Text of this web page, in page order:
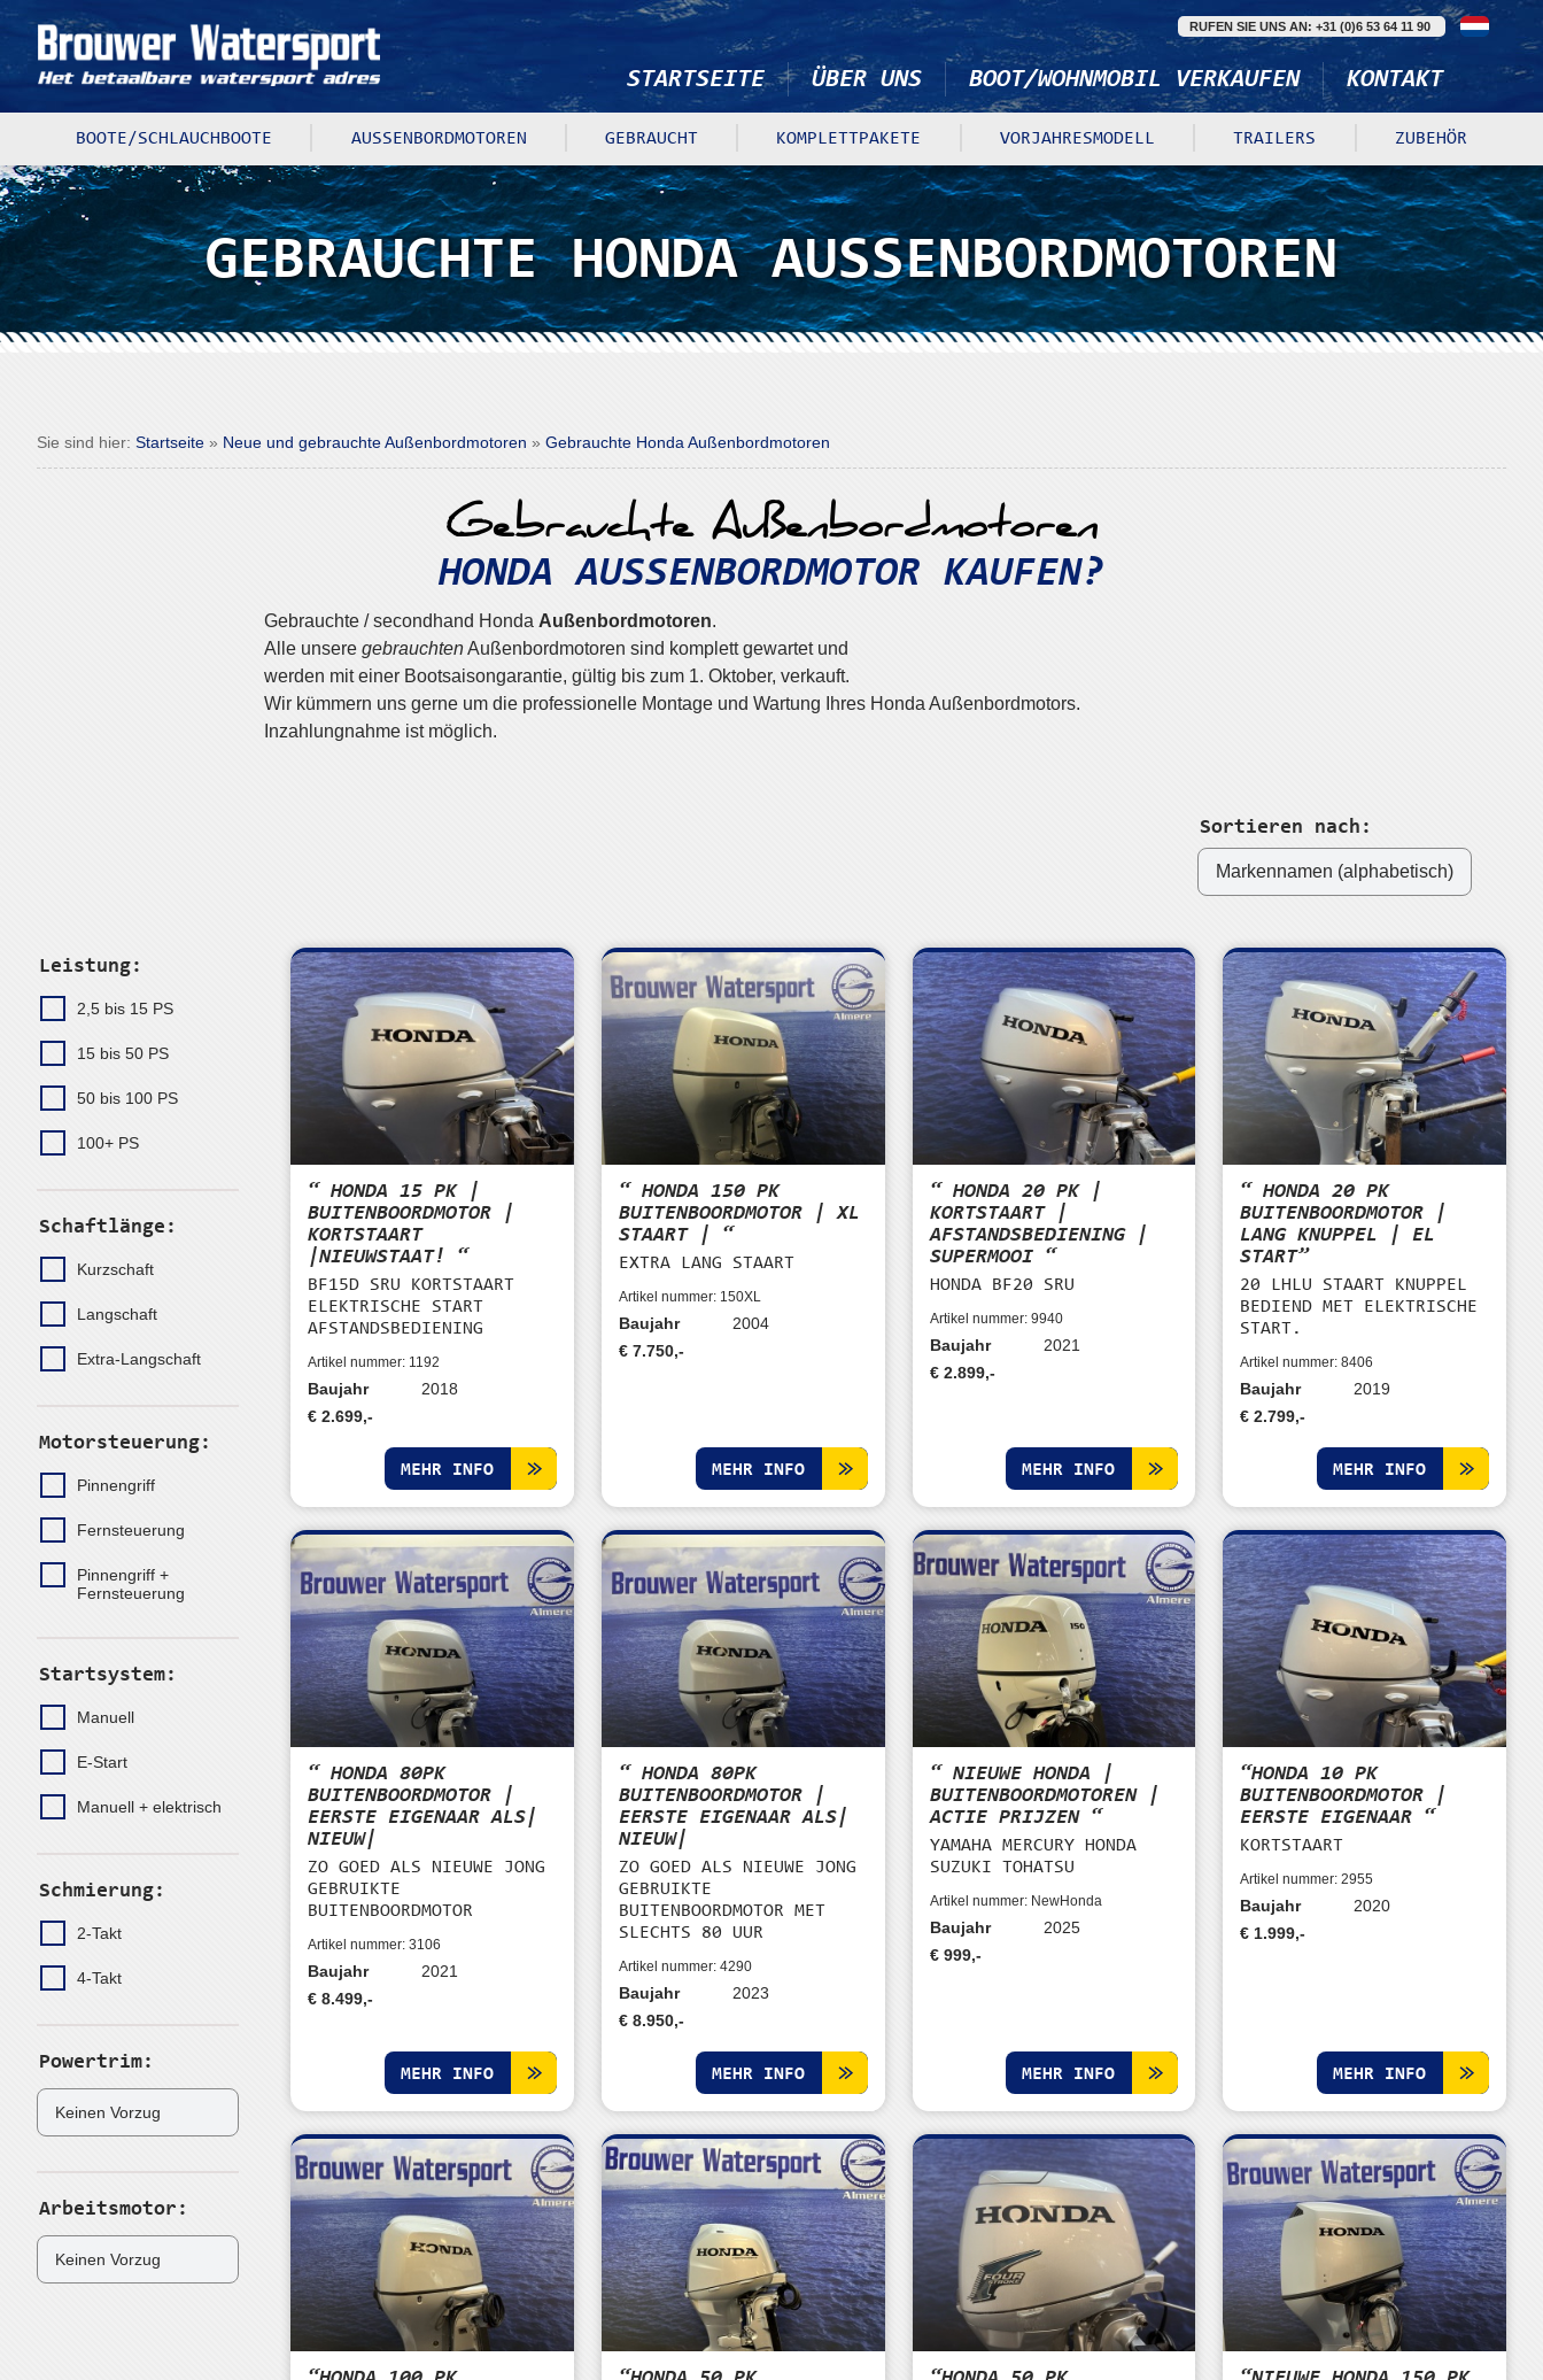
RUFEN SIE UNS AN: +31 (0)6 53 64 11 90
STARTSEITE ÜBER UNS BOOT/WOHNMOBIL VERKAUFEN KONTAKT
BOOTE/SCHLAUCHBOOTE AUSSENBORDMOTOREN GEBRAUCHT KOMPLETTPAKETE VORJAHRESMODELL TRAILERS ZUBEHÖR
GEBRAUCHTE HONDA AUSSENBORDMOTOREN
Sie sind hier: Startseite » Neue und gebrauchte Außenbordmotoren » Gebrauchte Honda Außenbordmotoren
Gebrauchte Außenbordmotoren
HONDA AUSSENBORDMOTOR KAUFEN?
Gebrauchte / secondhand Honda Außenbordmotoren.
Alle unsere gebrauchtenAußenbordmotoren sind komplett gewartet und
werden mit einer Bootsaisongarantie, gültig bis zum 1. Oktober, verkauft.
Wir kümmern uns gerne um die professionelle Montage und Wartung Ihres Honda Außenbordmotors.
Inzahlungnahme ist möglich.
Sortieren nach:
Leistung:
2,5 bis 15 PS
15 bis 50 PS
50 bis 100 PS
100+ PS
Schaftlänge:
Kurzschaft
Langschaft
Extra-Langschaft
Motorsteuerung:
Pinnengriff
Fernsteuerung
Pinnengriff +
Fernsteuerung
Startsystem:
Manuell
E-Start
Manuell + elektrisch
Schmierung:
2-Takt
4-Takt
Powertrim:
Arbeitsmotor:
“ HONDA 15 PK |
BUITENBOORDMOTOR |
KORTSTAART
|NIEUWSTAAT! “
BF15D SRU KORTSTAART
ELEKTRISCHE START
AFSTANDSBEDIENING
Artikel nummer: 1192
Baujahr
2018
€ 2.699,-
MEHR INFO
“ HONDA 150 PK
BUITENBOORDMOTOR | XL
STAART | “
EXTRA LANG STAART
Artikel nummer: 150XL
Baujahr
2004
€ 7.750,-
MEHR INFO
“ HONDA 20 PK |
KORTSTAART |
AFSTANDSBEDIENING |
SUPERMOOI “
HONDA BF20 SRU
Artikel nummer: 9940
Baujahr
2021
€ 2.899,-
MEHR INFO
“ HONDA 20 PK
BUITENBOORDMOTOR |
LANG KNUPPEL | EL
START”
20 LHLU STAART KNUPPEL
BEDIEND MET ELEKTRISCHE
START.
Artikel nummer: 8406
Baujahr
2019
€ 2.799,-
MEHR INFO
“ HONDA 80PK
BUITENBOORDMOTOR |
EERSTE EIGENAAR ALS|
NIEUW|
ZO GOED ALS NIEUWE JONG
GEBRUIKTE
BUITENBOORDMOTOR
Artikel nummer: 3106
Baujahr
2021
€ 8.499,-
MEHR INFO
“ HONDA 80PK
BUITENBOORDMOTOR |
EERSTE EIGENAAR ALS|
NIEUW|
ZO GOED ALS NIEUWE JONG
GEBRUIKTE
BUITENBOORDMOTOR MET
SLECHTS 80 UUR
Artikel nummer: 4290
Baujahr
2023
€ 8.950,-
MEHR INFO
“ NIEUWE HONDA |
BUITENBOORDMOTOREN |
ACTIE PRIJZEN “
YAMAHA MERCURY HONDA
SUZUKI TOHATSU
Artikel nummer: NewHonda
Baujahr
2025
€ 999,-
MEHR INFO
“HONDA 10 PK
BUITENBOORDMOTOR |
EERSTE EIGENAAR “
KORTSTAART
Artikel nummer: 2955
Baujahr
2020
€ 1.999,-
MEHR INFO